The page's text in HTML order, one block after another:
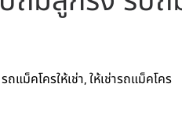
รถแม็คโครให้เช่า,ให้เช่ารถแม็คโคร